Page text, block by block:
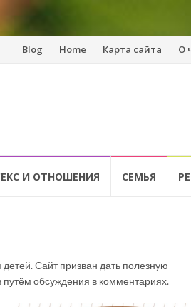
Перейти
Blog Home Карта сайта О
И ОТНОШЕНИЯ СЕМЬЯ
Сайт призван дать полезную
обсуждения в комментариях.